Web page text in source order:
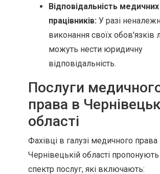
Відповідальність медичних
працівників: У разі
виконання своїх обов'язків
можуть нести юридичну
відповідальність.
Послуги
права в
області
Фахівці в галузі медичного права
Чернівецькій області
спектр послуг, які включають: